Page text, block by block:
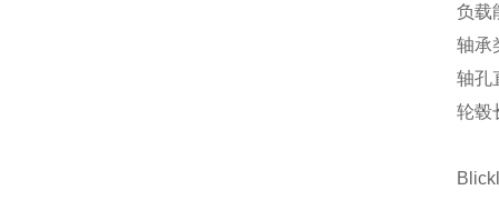
负载
轴承
轴孔
轮毂